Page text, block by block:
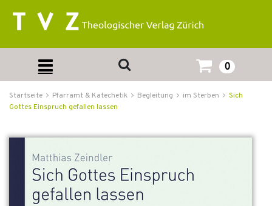
0
Startseite Pfarramt & Katechetik Begleitung im Sterben
Sich
Gottes Einspruch gefallen lassen